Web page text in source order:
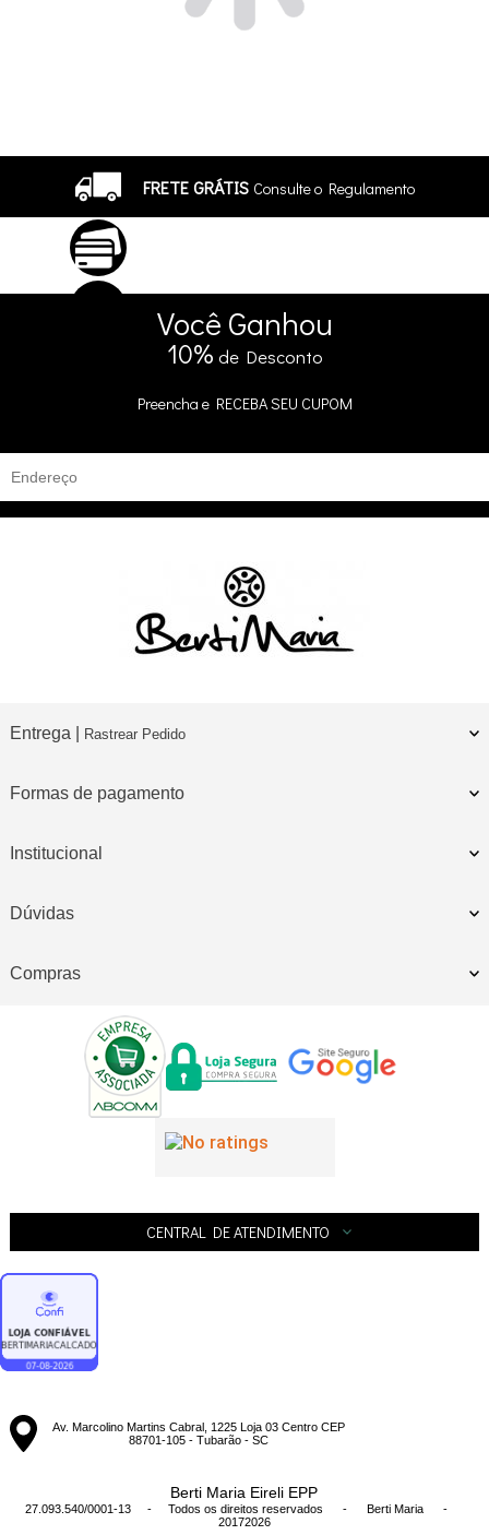
FRETE GRÁTIS Consulte o Regulamento
5% DE DESCONTO
Você Ganhou
10% de Desconto
Preencha e RECEBA SEU CUPOM
Entrega | Rastrear Pedido
Formas de pagamento
Institucional
Dúvidas
Compras
CENTRAL DE ATENDIMENTO
Av. Marcolino Martins Cabral, 1225 Loja 03 Centro CEP
88701-105 - Tubarão - SC
Berti Maria Eireli EPP
27.093.540/0001-13 - Todos os direitos reservados - Berti Maria
-
20172026